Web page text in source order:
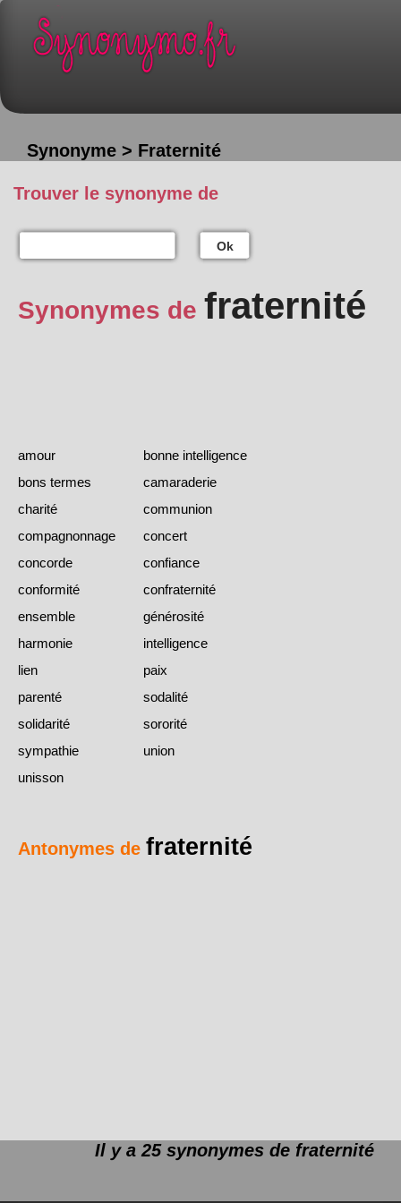
Synonyme > Fraternité
Trouver le synonyme de
Ok
Synonymes de fraternité
amour
bonne intelligence
bons termes
camaraderie
charité
communion
compagnonnage
concert
concorde
confiance
conformité
confraternité
ensemble
générosité
harmonie
intelligence
lien
paix
parenté
sodalité
solidarité
sororité
sympathie
union
unisson
Antonymes de fraternité
Il y a 25 synonymes de fraternité